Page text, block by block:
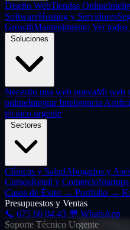
Diseño WebTiendas Online
SoftwareHosting y Servidores
GrowthMantenimiento Ver
Soluciones
Necesito una web nuevaMi web
onlineIntegrar Inteligencia
técnico urgente
Sectores
Clínicas y SaludAbogados y
CursosRetail y Comercio
Casos de Éxito → Portfolio →
Presupuestos y Ventas
📞 675 66 04 43 💬 WhatsApp
Soporte Técnico Urgente